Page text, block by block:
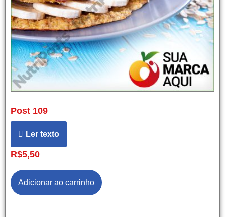
Post 109
Ler texto
R$5,50
Adicionar ao carrinho